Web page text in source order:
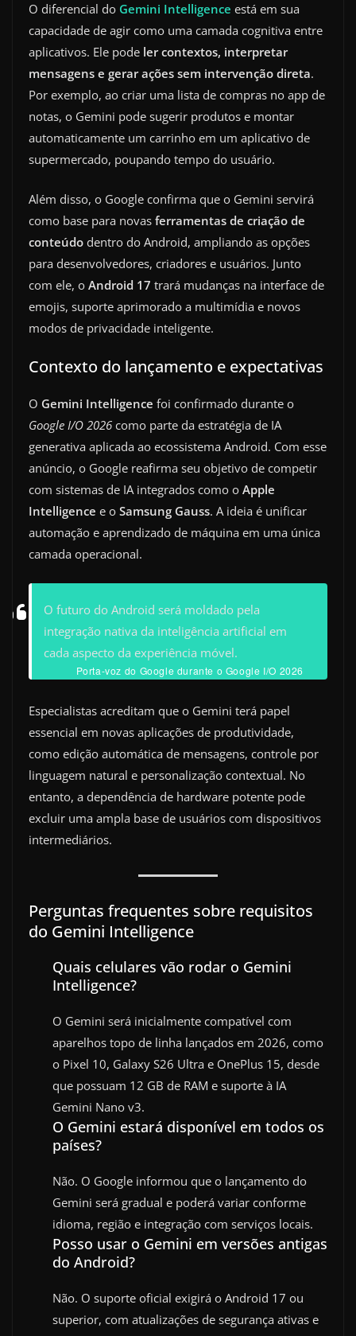
O diferencial do Gemini Intelligence está em sua
capacidade de agir como uma camada cognitiva entre
aplicativos. Ele pode ler contextos, interpretar
mensagens e gerar ações sem intervenção direta.
Por exemplo, ao criar uma lista de compras no app de
notas, o Gemini pode sugerir produtos e montar
automaticamente um carrinho em um aplicativo de
supermercado, poupando tempo do usuário.
Além disso, o Google confirma que o Gemini servirá
como base para novas ferramentas de criação de
conteúdo dentro do Android, ampliando as opções
para desenvolvedores, criadores e usuários. Junto
com ele, o Android 17 trará mudanças na interface de
emojis, suporte aprimorado a multimídia e novos
modos de privacidade inteligente.
Contexto do lançamento e expectativas
O Gemini Intelligence foi confirmado durante o
Google I/O 2026 como parte da estratégia de IA
generativa aplicada ao ecossistema Android. Com esse
anúncio, o Google reafirma seu objetivo de competir
com sistemas de IA integrados como o Apple
Intelligence e o Samsung Gauss. A ideia é unificar
automação e aprendizado de máquina em uma única
camada operacional.
O futuro do Android será moldado pela
integração nativa da inteligência artificial em
cada aspecto da experiência móvel.
Porta-voz do Google durante o Google I/O 2026
Especialistas acreditam que o Gemini terá papel
essencial em novas aplicações de produtividade,
como edição automática de mensagens, controle por
linguagem natural e personalização contextual. No
entanto, a dependência de hardware potente pode
excluir uma ampla base de usuários com dispositivos
intermediários.
Perguntas frequentes sobre requisitos
do Gemini Intelligence
Quais celulares vão rodar o Gemini
Intelligence?
O Gemini será inicialmente compatível com
aparelhos topo de linha lançados em 2026, como
o Pixel 10, Galaxy S26 Ultra e OnePlus 15, desde
que possuam 12 GB de RAM e suporte à IA
Gemini Nano v3.
O Gemini estará disponível em todos os
países?
Não. O Google informou que o lançamento do
Gemini será gradual e poderá variar conforme
idioma, região e integração com serviços locais.
Posso usar o Gemini em versões antigas
do Android?
Não. O suporte oficial exigirá o Android 17 ou
superior, com atualizações de segurança ativas e